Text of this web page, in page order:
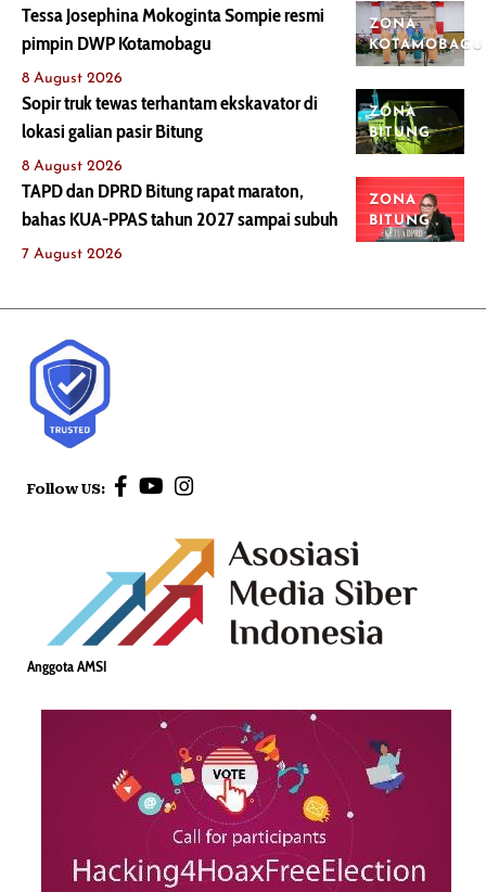
ZONA
KOTAMOBAGU
Tessa Josephina Mokoginta Sompie resmi
pimpin DWP Kotamobagu
8 August 2026
ZONA
BITUNG
Sopir truk tewas terhantam ekskavator di
lokasi galian pasir Bitung
8 August 2026
ZONA
BITUNG
TAPD dan DPRD Bitung rapat maraton,
bahas KUA-PPAS tahun 2027 sampai subuh
7 August 2026
Follow US:
Anggota AMSI